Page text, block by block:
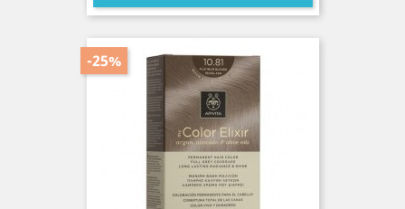
-25%